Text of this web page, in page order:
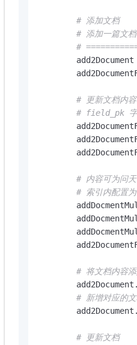
# 添加文档
# 添加一篇文档
#
add2Document
# 更新文档内
# field_pk 字
# 内容可为问
# 索引内配
# 将文档内容
# 新增对应的
# 更新文档